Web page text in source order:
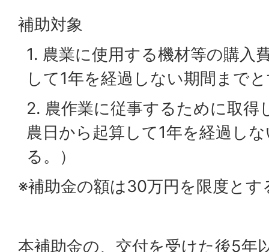
補助対象
1. 農業に使用する機材等の購入
して1年を経過しない期間まで
2. 農作業に従事するために取得
農日から起算して1年を経過し
る。）
※補助金の額は30万円を限度とす
本補助金の、交付を受けた後5年